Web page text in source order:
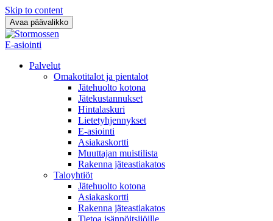
Skip to content
Avaa päävalikko
E-asiointi
Palvelut
Omakotitalot ja pientalot
Jätehuolto kotona
Jätekustannukset
Hintalaskuri
Lietetyhjennykset
E-asiointi
Asiakaskortti
Muuttajan muistilista
Rakenna jäteastiakatos
Taloyhtiöt
Jätehuolto kotona
Asiakaskortti
Rakenna jäteastiakatos
Tietoa isännöitsijöille